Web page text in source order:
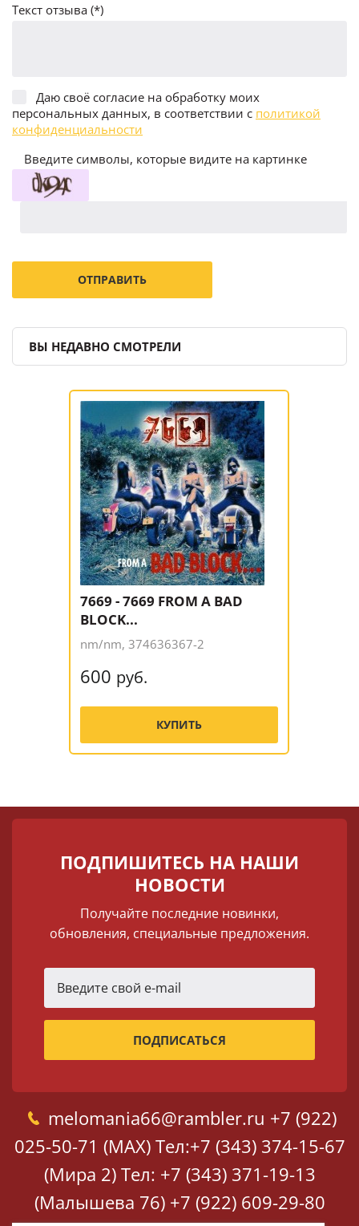
Текст отзыва (*)
Даю своё согласие на обработку моих
персональных данных, в соответствии с политикой
конфиденциальности
Введите символы, которые видите на картинке
ВЫ НЕДАВНО СМОТРЕЛИ
7669 - 7669 FROM A BAD
BLOCK...
nm/nm, 374636367-2
600 руб.
КУПИТЬ
ПОДПИШИТЕСЬ НА НАШИ
НОВОСТИ
Получайте последние новинки,
обновления, специальные предложения.
melomania66@rambler.ru +7 (922)
025-50-71 (MAX) Тел:+7 (343) 374-15-67
(Мира 2) Тел: +7 (343) 371-19-13
(Малышева 76) +7 (922) 609-29-80